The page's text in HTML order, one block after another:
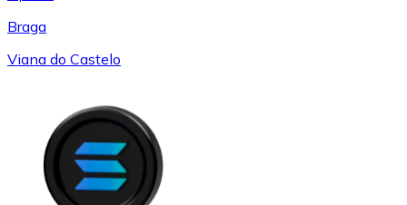
Braga
Viana do Castelo